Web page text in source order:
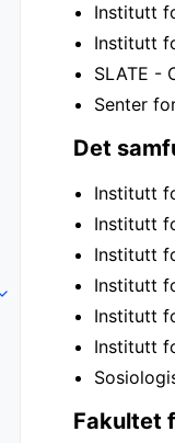
Institutt
Institutt
SLATE -
Senter
Det
Institutt
Institutt
Institutt
Institutt
Institutt
Institutt
Fakultet